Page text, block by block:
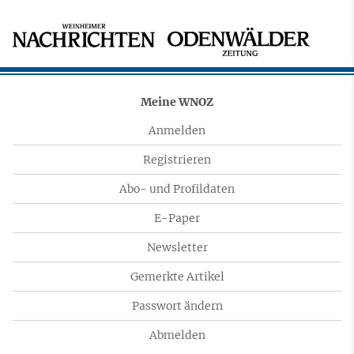
Meine WNOZ
Anmelden
Registrieren
Abo- und Profildaten
E-Paper
Newsletter
Gemerkte Artikel
Passwort ändern
Abmelden